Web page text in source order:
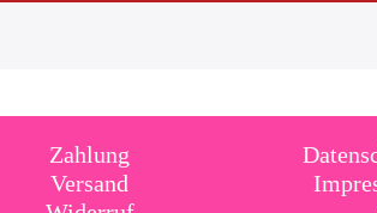
Zahlung
Versand